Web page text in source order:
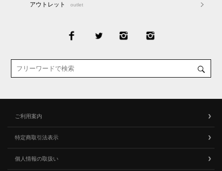
アウトレット outlet
ご利用案内
特定商取引法表示
個人情報の取扱い